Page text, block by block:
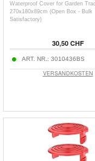
Waterproof Cover for Garden
270x180x89cm (Open Box - Bulk
Satisfactory)
30,50 CHF
ART. NR.: 3010436BS
VERSANDKOSTEN